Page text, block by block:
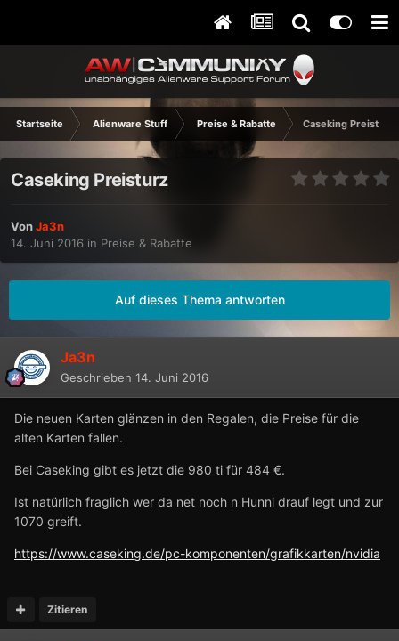
Startseite Alienware Stuff Preise & Rabatte Caseking Preisturz
Caseking Preisturz
VonJa3n
14. Juni 2016 in Preise & Rabatte
Auf dieses Thema antworten
Ja3n
Geschrieben 14. Juni 2016
Die neuen Karten glänzen in den Regalen, die Preise für die
alten Karten fallen.
Bei Caseking gibt es jetzt die 980 ti für 484 €.
Ist natürlich fraglich wer da net noch n Hunni drauf legt und zur
1070 greift.
https://www.caseking.de/pc-komponenten/grafikkarten/nvidia
Zitieren